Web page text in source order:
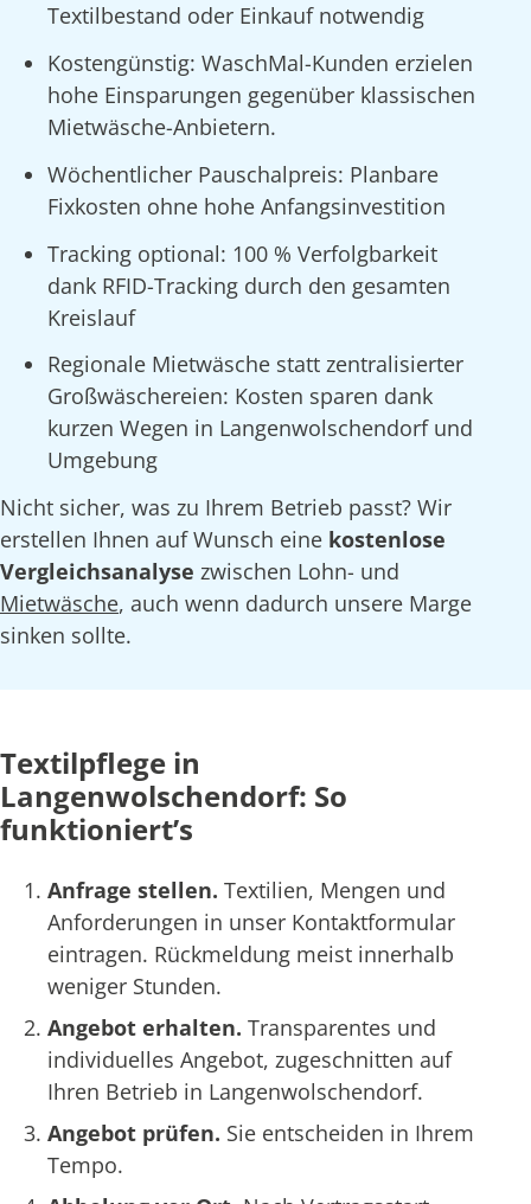
Textilbestand oder Einkauf notwendig
Kostengünstig: WaschMal-Kunden erzielen
hohe Einsparungen gegenüber klassischen
Mietwäsche-Anbietern.
Wöchentlicher Pauschalpreis: Planbare
Fixkosten ohne hohe Anfangsinvestition
Tracking optional: 100 % Verfolgbarkeit
dank RFID-Tracking durch den gesamten
Kreislauf
Regionale Mietwäsche statt zentralisierter
Großwäschereien: Kosten sparen dank
kurzen Wegen in Langenwolschendorf und
Umgebung
Nicht sicher, was zu Ihrem Betrieb passt? Wir
erstellen Ihnen auf Wunsch eine kostenlose
Vergleichsanalyse zwischen Lohn- und
Mietwäsche, auch wenn dadurch unsere Marge
sinken sollte.
Textilpflege in
Langenwolschendorf: So
funktioniert’s
Anfrage stellen. Textilien, Mengen und
Anforderungen in unser Kontaktformular
eintragen. Rückmeldung meist innerhalb
weniger Stunden.
Angebot erhalten. Transparentes und
individuelles Angebot, zugeschnitten auf
Ihren Betrieb in Langenwolschendorf.
Angebot prüfen. Sie entscheiden in Ihrem
Tempo.